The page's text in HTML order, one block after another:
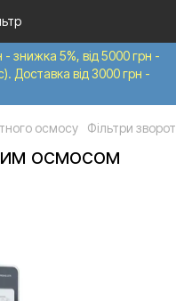
знижка 5%, від 5000 грн -
Доставка від 3000 грн -
осмосу Фільтри
осмосом